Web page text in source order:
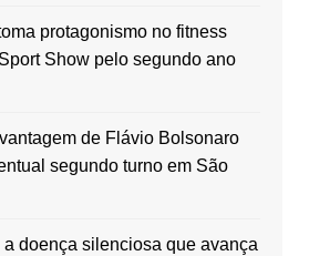
protagonismo no fitness
Show pelo segundo ano
de Flávio Bolsonaro
segundo turno em São
doença silenciosa que avança